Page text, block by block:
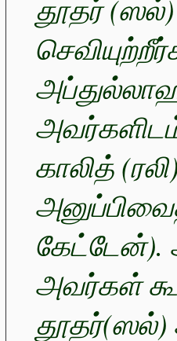
தூதர்
காலித்
கேட்டேன்).
அவர்கள்
தூதர்(ஸல்)